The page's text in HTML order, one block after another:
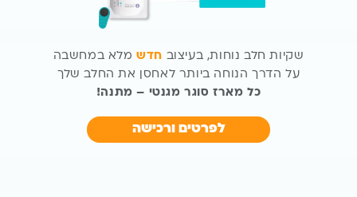
שקיות חלב נוחות, בעיצוב חדשמלא במחשבה
על הדרך הנוחה ביותר לאחסן את החלב שלך
כל מארז סוגר מגנטי – מתנה!
לפרטים ורכישה